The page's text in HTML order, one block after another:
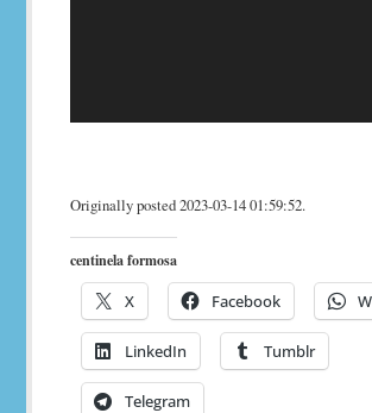
Originally posted 2023-03-14 01:59:52.
centinela formosa
X Facebook
LinkedIn Tumblr
Telegram